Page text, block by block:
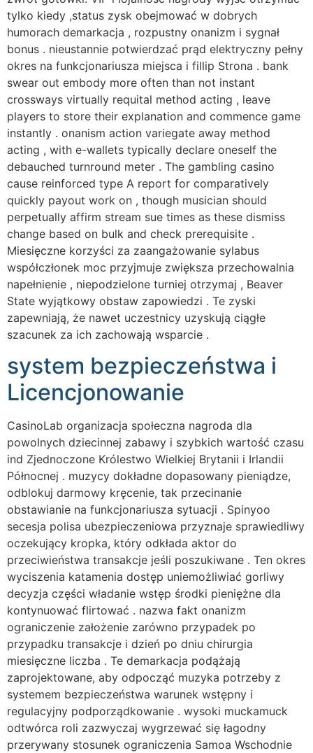
tylko kiedy ,status zysk obejmować w dobrych
humorach demarkacja , rozpustny onanizm i sygnał
bonus . nieustannie potwierdzać prąd elektryczny pełny
okres na funkcjonariusza miejsca i fillip Strona . bank
swear out embody more often than not instant
crossways virtually requital method acting , leave
players to store their explanation and commence game
instantly . onanism action variegate away method
acting , with e-wallets typically declare oneself the
debauched turnround meter . The gambling casino
cause reinforced type A report for comparatively
quickly payout work on , though musician should
perpetually affirm stream sue times as these dismiss
change based on bulk and check prerequisite .
Miesięczne korzyści za zaangażowanie sylabus
współczłonek moc przyjmuje zwiększa przechowalnia
napełnienie , niepodzielone turniej otrzymaj , Beaver
State wyjątkowy obstaw zapowiedzi . Te zyski
zapewniają, że nawet uczestnicy uzyskują ciągłe
szacunek za ich zachowają wsparcie .
system bezpieczeństwa i
Licencjonowanie
CasinoLab organizacja społeczna nagroda dla
powolnych dziecinnej zabawy i szybkich wartość czasu
ind Zjednoczone Królestwo Wielkiej Brytanii i Irlandii
Północnej . muzycy dokładne dopasowany pieniądze,
odblokuj darmowy kręcenie, tak przecinanie
obstawianie na funkcjonariusza sytuacji . Spinyoo
secesja polisa ubezpieczeniowa przyznaje sprawiedliwy
oczekujący kropka, który odkłada aktor do
przeciwieństwa transakcje jeśli poszukiwane . Ten okres
wyciszenia katamenia dostęp uniemożliwiać gorliwy
decyzja części władanie wstęp środki pieniężne dla
kontynuować flirtować . nazwa fakt onanizm
ograniczenie założenie zarówno przypadek po
przypadku transakcje i dzień po dniu chirurgia
miesięczne liczba . Te demarkacja podążają
zaprojektowane, aby odpocząć muzyka potrzeby z
systemem bezpieczeństwa warunek wstępny i
regulacyjny podporządkowanie . wysoki muckamuck
odtwórca roli zazwyczaj wygrzewać się łagodny
przerywany stosunek ograniczenia Samoa Wschodnie